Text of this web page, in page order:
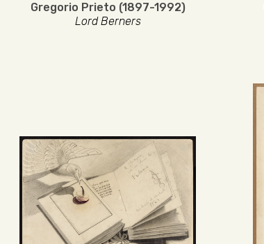
Gregorio Prieto (1897-1992)
Lord Berners